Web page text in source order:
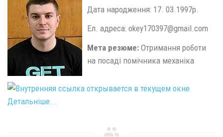
Дата народження: 17. 03.1997р.
Ел. адреса: okey170397@gmail.com
Мета резюме: Отримання роботи
на посаді помічника механіка
Детальніше...